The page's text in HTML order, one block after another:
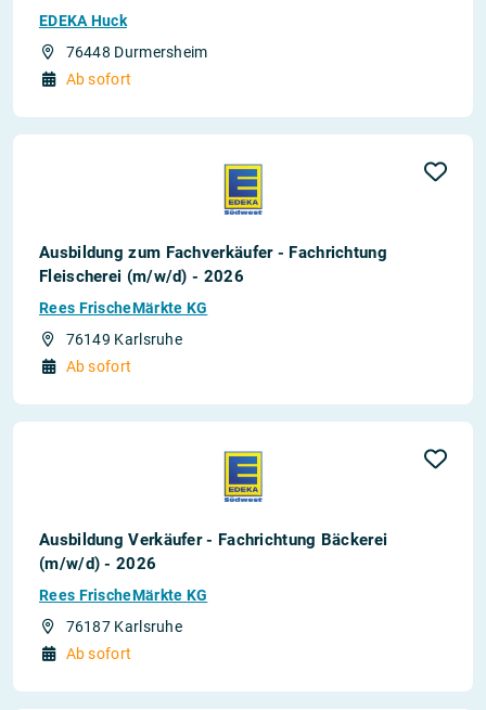
EDEKA Huck
76448 Durmersheim
Ab sofort
Ausbildung zum Fachverkäufer - Fachrichtung
Fleischerei (m/w/d) - 2026
Rees FrischeMärkte KG
76149 Karlsruhe
Ab sofort
Ausbildung Verkäufer - Fachrichtung Bäckerei
(m/w/d) - 2026
Rees FrischeMärkte KG
76187 Karlsruhe
Ab sofort